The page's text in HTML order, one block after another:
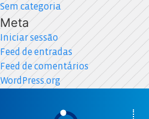
Sem categoria
Meta
Iniciar sessão
Feed de entradas
Feed de comentários
WordPress.org